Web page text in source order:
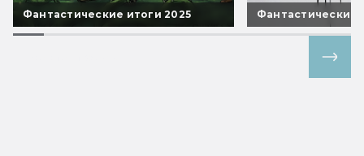
Фантастические итоги 2025 Фантастические